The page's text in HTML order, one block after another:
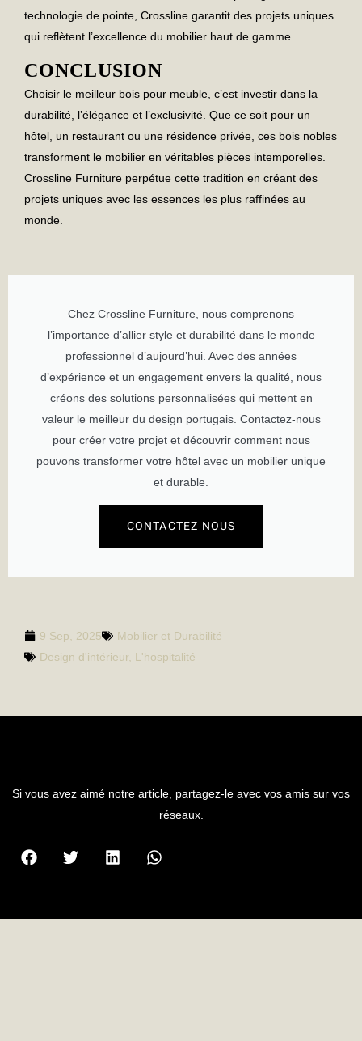
technologie de pointe, Crossline garantit des projets uniques
qui reflètent l’excellence du mobilier haut de gamme.
CONCLUSION
Choisir le meilleur bois pour meuble, c’est investir dans la
durabilité, l’élégance et l’exclusivité. Que ce soit pour un
hôtel, un restaurant ou une résidence privée, ces bois nobles
transforment le mobilier en véritables pièces intemporelles.
Crossline Furniture perpétue cette tradition en créant des
projets uniques avec les essences les plus raffinées au
monde.
Chez Crossline Furniture, nous comprenons
l’importance d’allier style et durabilité dans le monde
professionnel d’aujourd’hui. Avec des années
d’expérience et un engagement envers la qualité, nous
créons des solutions personnalisées qui mettent en
valeur le meilleur du design portugais. Contactez-nous
pour créer votre projet et découvrir comment nous
pouvons transformer votre hôtel avec un mobilier unique
et durable.
CONTACTEZ NOUS
9 Sep, 2025
Mobilier et Durabilité
Design d'intérieur L'hospitalité
Si vous avez aimé notre article, partagez-le avec vos amis sur vos
réseaux.